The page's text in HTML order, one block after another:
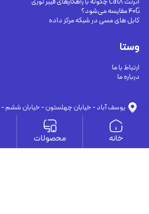
وستا
ارتباط با ما
درباره ما
40G مقایسه می‌شود؟
کابل های مسی در شبکه مرکز داده
يوسف آباد - خيابان چهلستون - خيابان ششم - پلاك ٢٢ - طبقه ٢ -
info@vesta-com.com
09126394251
خانه محصولات